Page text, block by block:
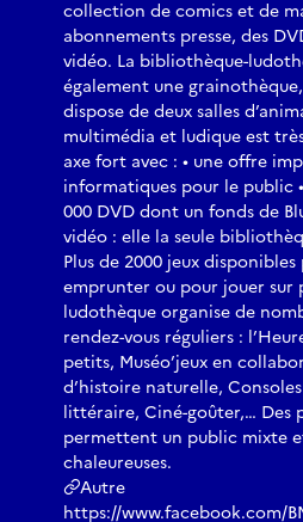
collection de comics et de
abonnements presse, des
vidéo. La bibliothèque-
également une
dispose de deux salles
multimédia et ludique est
axe fort avec : • une offre
informatiques pour le public
000 DVD dont un fonds de
vidéo : elle la seule
Plus de 2000 jeux
emprunter ou pour jouer sur
ludothèque organise de
rendez-vous réguliers :
petits, Muséo’jeux en
d’histoire naturelle,
littéraire, Ciné-goûter,… Des
permettent un public mixte
chaleureuses.
Autre
https://www.facebook.com/